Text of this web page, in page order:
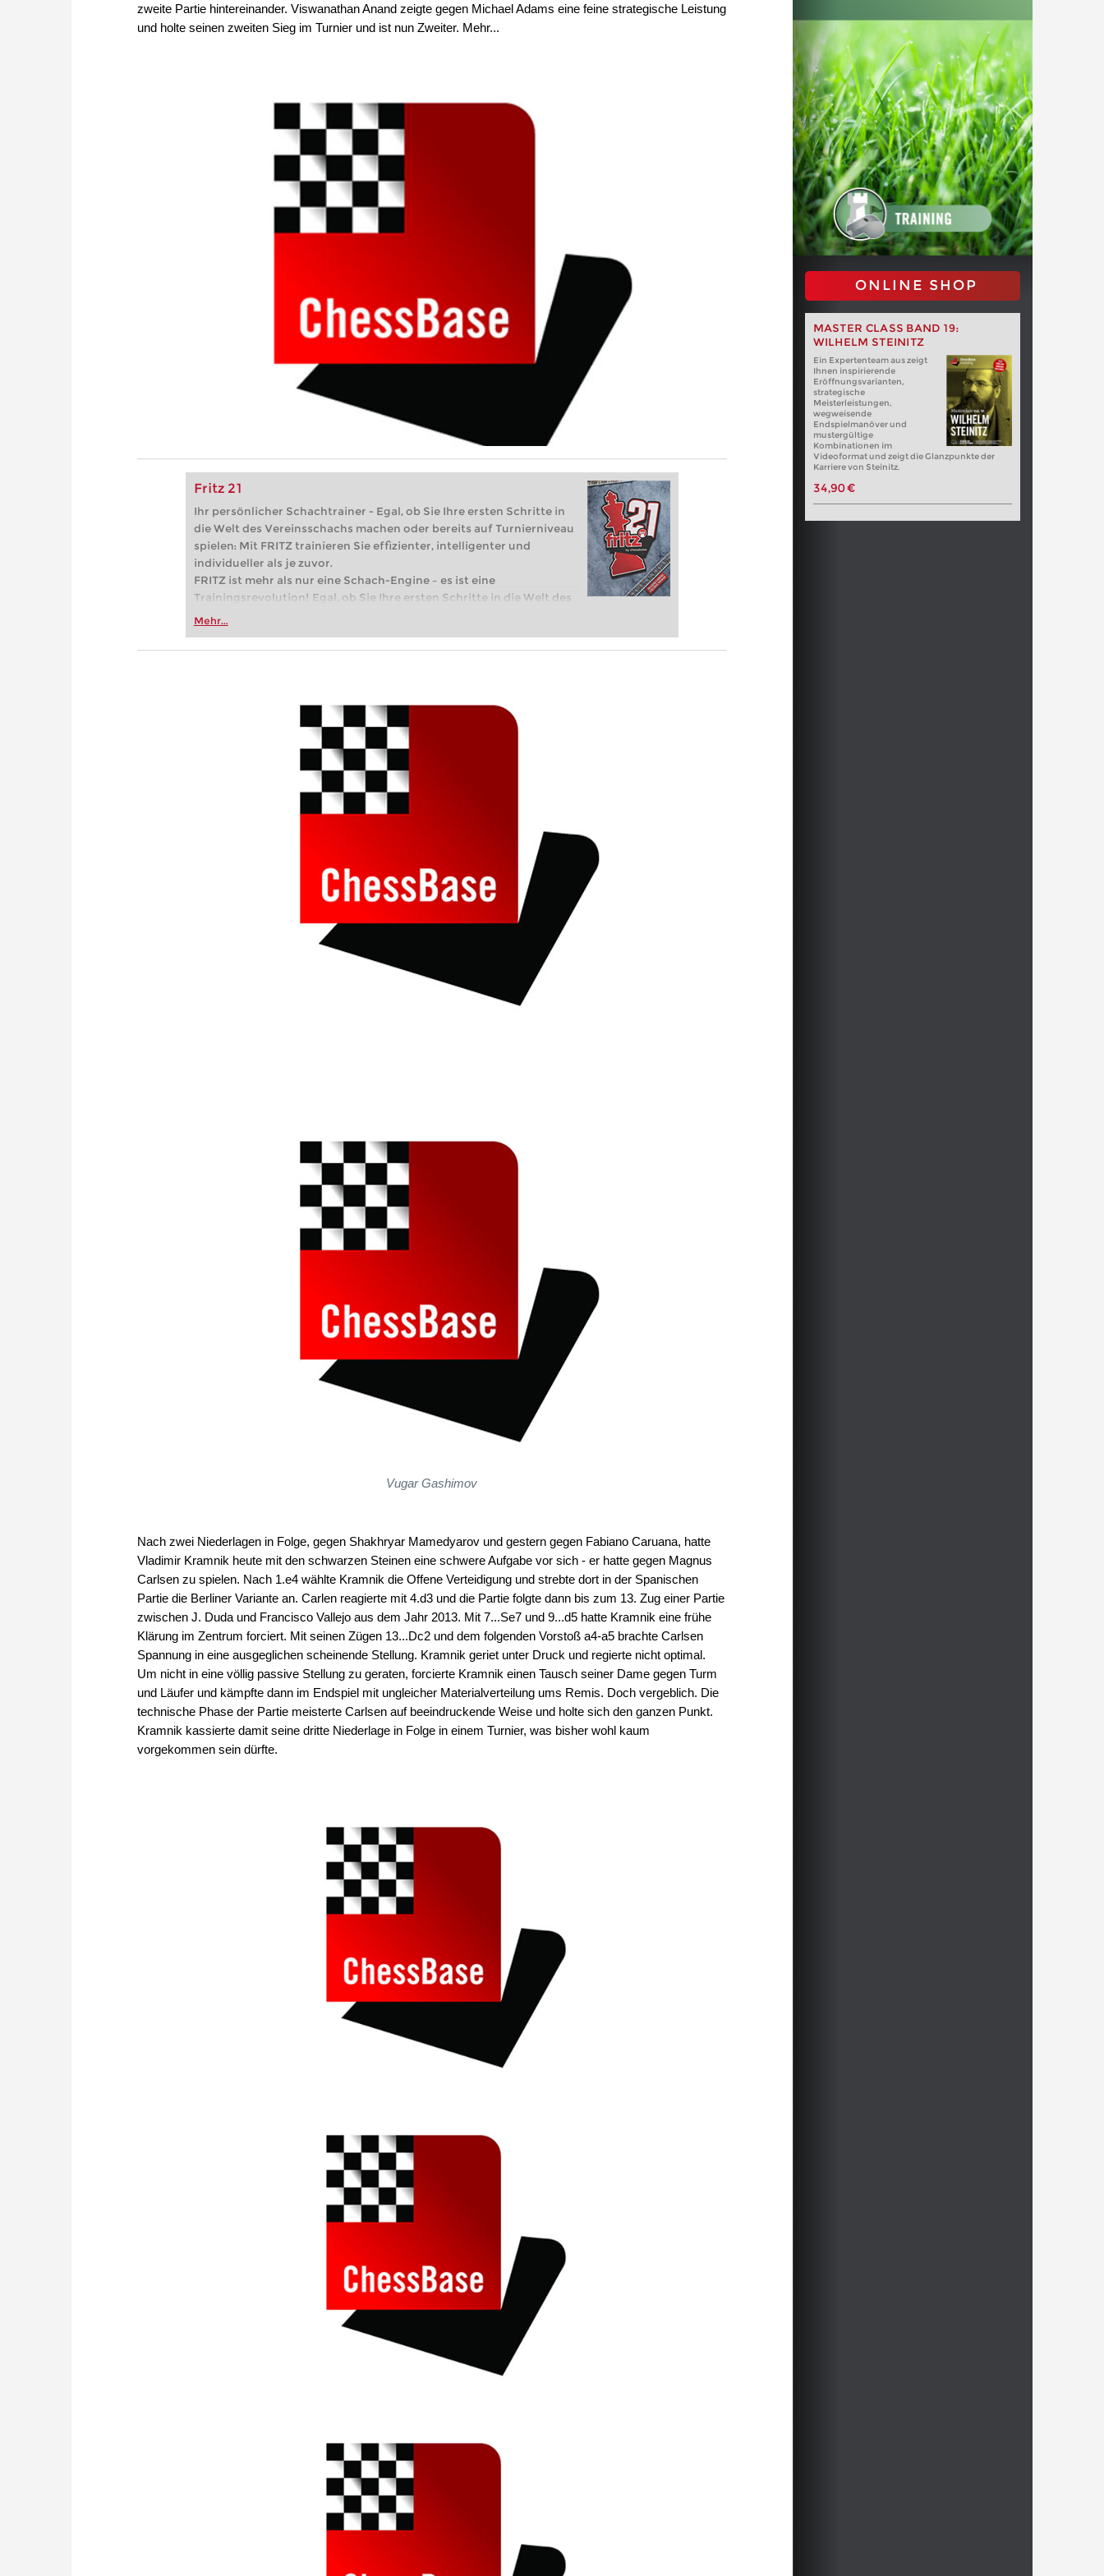
zweite Partie hintereinander. Viswanathan Anand zeigte gegen Michael Adams eine feine strategische Leistung
und holte seinen zweiten Sieg im Turnier und ist nun Zweiter. Mehr...
Fritz 21
Ihr persönlicher Schachtrainer - Egal, ob Sie Ihre ersten Schritte in
die Welt des Vereinsschachs machen oder bereits auf Turnierniveau
spielen: Mit FRITZ trainieren Sie effizienter, intelligenter und
individueller als je zuvor.
FRITZ ist mehr als nur eine Schach-Engine – es ist eine
Trainingsrevolution! Egal, ob Sie Ihre ersten Schritte in die Welt des
Vereinsschachs machen oder bereits auf Turnierniveau spielen: Mit
zuvor.
Mehr...
ONLINE SHOP
MASTER CLASS BAND 19:
WILHELM STEINITZ
Ein Expertenteam aus zeigt
Ihnen inspirierende
Eröffnungsvarianten,
strategische
Meisterleistungen,
wegweisende
Endspielmanöver und
mustergültige
Kombinationen im
Videoformat und zeigt die Glanzpunkte der
Karriere von Steinitz.
34,90 €
Vugar Gashimov
Nach zwei Niederlagen in Folge, gegen Shakhryar Mamedyarov und gestern gegen Fabiano Caruana, hatte
Vladimir Kramnik heute mit den schwarzen Steinen eine schwere Aufgabe vor sich - er hatte gegen Magnus
Carlsen zu spielen. Nach 1.e4 wählte Kramnik die Offene Verteidigung und strebte dort in der Spanischen
Partie die Berliner Variante an. Carlen reagierte mit 4.d3 und die Partie folgte dann bis zum 13. Zug einer Partie
zwischen J. Duda und Francisco Vallejo aus dem Jahr 2013. Mit 7...Se7 und 9...d5 hatte Kramnik eine frühe
Klärung im Zentrum forciert. Mit seinen Zügen 13...Dc2 und dem folgenden Vorstoß a4-a5 brachte Carlsen
Spannung in eine ausgeglichen scheinende Stellung. Kramnik geriet unter Druck und regierte nicht optimal.
Um nicht in eine völlig passive Stellung zu geraten, forcierte Kramnik einen Tausch seiner Dame gegen Turm
und Läufer und kämpfte dann im Endspiel mit ungleicher Materialverteilung ums Remis. Doch vergeblich. Die
technische Phase der Partie meisterte Carlsen auf beeindruckende Weise und holte sich den ganzen Punkt.
Kramnik kassierte damit seine dritte Niederlage in Folge in einem Turnier, was bisher wohl kaum
vorgekommen sein dürfte.